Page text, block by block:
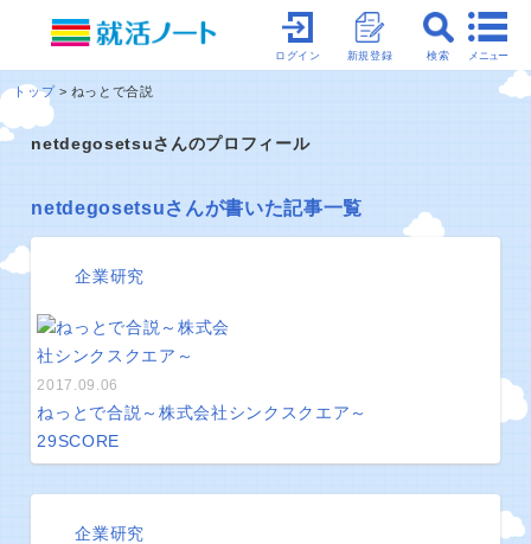
メニュー
検索
新規登録
ログイン
トップ ねっとで合説
netdegosetsuさんのプロフィール
netdegosetsuさんが書いた記事一覧
企業研究
2017.09.06
ねっとで合説～株式会社シンクスクエア～
29SCORE
企業研究